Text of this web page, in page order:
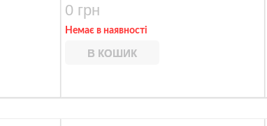
0 грн
Немає в наявності
В КОШИК